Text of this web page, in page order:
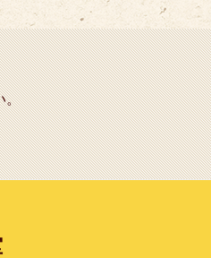
ブ
。